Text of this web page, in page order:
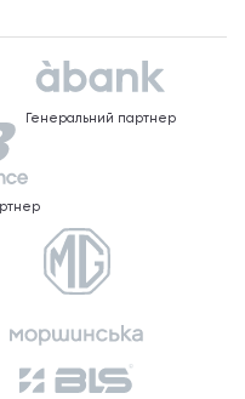
Генеральний партнер